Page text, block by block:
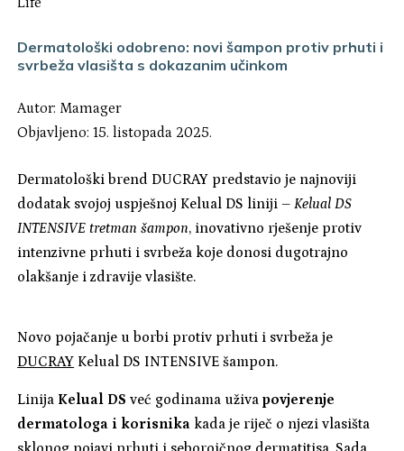
Dermatološki odobreno: novi šampon protiv prhuti i
svrbeža vlasišta s dokazanim učinkom
Autor: Mamager
Objavljeno: 15. listopada 2025.
Dermatološki brend DUCRAY predstavio je najnoviji
dodatak svojoj uspješnoj Kelual DS liniji –Kelual DS
INTENSIVE tretman šampon, inovativno rješenje protiv
intenzivne prhuti i svrbeža koje donosi dugotrajno
olakšanje i zdravije vlasište.
Novo pojačanje u borbi protiv prhuti i svrbeža je
DUCRAY Kelual DS INTENSIVE šampon.
Linija Kelual DS već godinama uživa povjerenje
dermatologa i korisnika kada je riječ o njezi vlasišta